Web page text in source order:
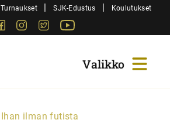
Turnaukset | SJK-Edustus | Koulutukset
FacebookInstagram
Twitter
Ihan ilman futista